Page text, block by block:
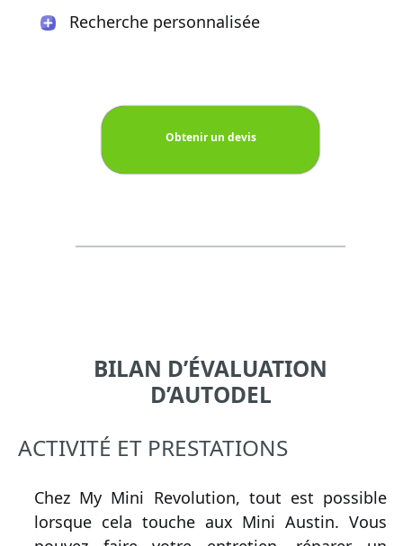
Recherche personnalisée
Obtenir un devis
BILAN D’ÉVALUATION
D’AUTODEL
ACTIVITÉ ET PRESTATIONS
Chez My Mini Revolution, tout est possible
lorsque cela touche aux Mini Austin. Vous